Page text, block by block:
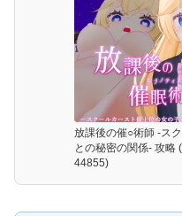
放課後の催○術師 -ス
との秘密の関係- 攻略
44855)